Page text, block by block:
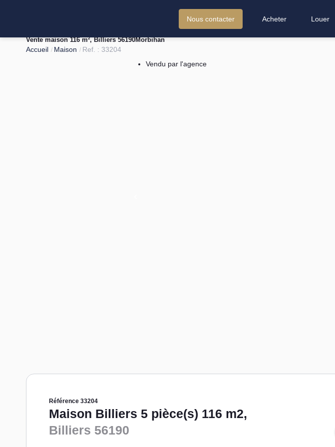
Nous contacter Acheter Louer
Vente maison 116 m², Billiers 56190Morbihan
Accueil Maison
Ref. : 33204
Vendu par l'agence
Référence 33204
Maison Billiers 5 pièce(s) 116 m2,
Billiers 56190